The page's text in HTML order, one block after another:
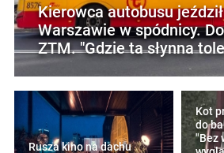
Kierowca autobusu
Warszawie w spódnicy.
ZTM. "Gdzie ta słynna
Rusza kino na dachu
Kot
do
"Bez